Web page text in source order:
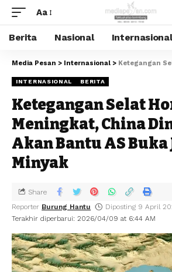
Aa
Berita Nasional Internasional
Media Pesan > Internasional > Ketegangan Selat Hormuz
INTERNASIONAL BERITA
Ketegangan Selat
Meningkat, China
Akan Bantu AS
Minyak
Terakhir diperbarui: 2026/04/09 at 6:44 AM
Reporter Burung Hantu Diposting 9 April
Share